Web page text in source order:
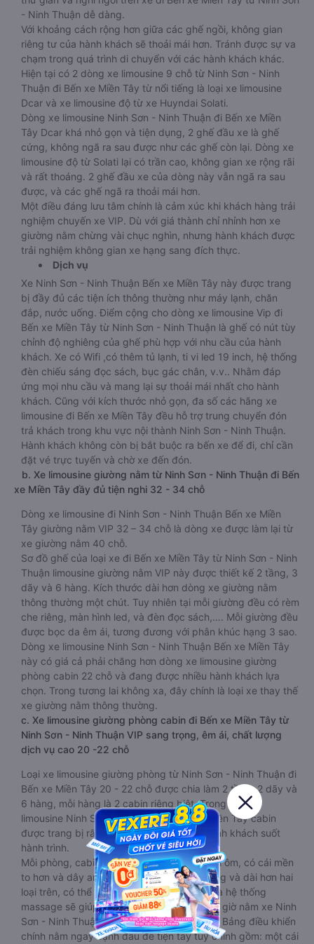
- Ninh Thuận dễ dàng.
Với khoảng cách rộng hơn giữa các ghế ngồi, không gian
riêng tư của hành khách sẽ thoải mái hơn. Tránh được sự va
chạm trong quá trình di chuyển với các hành khách khác.
Hiện tại có 2 dòng xe limousine 9 chỗ từ Ninh Sơn - Ninh
Thuận đi Bến xe Miền Tây từ nổi tiếng là loại xe limousine
Dcar và xe limousine độ từ xe Huyndai Solati.
Dòng xe limousine Ninh Sơn - Ninh Thuận đi Bến xe Miền
Tây Dcar khá nhỏ gọn và tiện dụng, 2 ghế đầu xe là ghế
cứng, không ngã ra sau được như các ghế còn lại. Dòng xe
limousine độ từ Solati lại có trần cao, không gian xe rộng rãi
và rất thoáng. 2 ghế đầu xe của dòng này vẫn ngã ra sau
được, và các ghế ngã ra thoải mái hơn.
Một điều đáng lưu tâm chính là cảm xúc khi khách hàng trải
nghiệm chuyến xe VIP. Dù với giá thành chỉ nhỉnh hơn xe
giường nằm chừng vài chục nghìn, nhưng hành khách được
trải nghiệm không gian xe hạng sang đích thực.
Dịch vụ
Xe Ninh Sơn - Ninh Thuận Bến xe Miền Tây này được trang
bị đầy đủ các tiện ích thông thường như máy lạnh, chăn
đắp, nước uống. Điểm cộng cho dòng xe limousine Vip đi
Bến xe Miền Tây từ Ninh Sơn - Ninh Thuận là ghế có nút tùy
chỉnh độ nghiêng của ghế phù hợp với nhu cầu của hành
khách. Xe có Wifi ,có thêm tủ lạnh, ti vi led 19 inch, hệ thống
đèn chiếu sáng đọc sách, bục gác chân, v.v.. Nhằm đáp
ứng mọi nhu cầu và mang lại sự thoải mái nhất cho hành
khách. Cũng với kích thước nhỏ gọn, đa số các hãng xe
limousine đi Bến xe Miền Tây đều hỗ trợ trung chuyển đón
trả khách trong khu vực nội thành Ninh Sơn - Ninh Thuận.
Hành khách không còn bị bắt buộc ra bến xe để đi, chỉ cần
đặt vé trực tuyến và chờ xe đến đón.
b. Xe limousine giường nằm từ Ninh Sơn - Ninh Thuận đi Bến
xe Miền Tây đầy đủ tiện nghi 32 - 34 chỗ
Dòng xe limousine đi Ninh Sơn - Ninh Thuận Bến xe Miền
Tây giường nằm VIP 32 – 34 chỗ là dòng xe được làm lại từ
xe giường nằm 40 chỗ.
Sơ đồ ghế của loại xe đi Bến xe Miền Tây từ Ninh Sơn - Ninh
Thuận limousine giường nằm VIP này được thiết kế 2 tầng, 3
dãy và 6 hàng. Kích thước dài hơn dòng xe giường nằm
thông thường một chút. Tuy nhiên tại mỗi giường đều có rèm
che riêng, màn hình led, và đèn đọc sách,…. Mỗi giường đều
được bọc da êm ái, tương đương với phân khúc hạng 3 sao.
Dòng xe limousine Ninh Sơn - Ninh Thuận Bến xe Miền Tây
này có giá cả phải chăng hơn dòng xe limousine giường
phòng cabin 22 chỗ và đang được nhiều hành khách lựa
chọn. Trong tương lai không xa, đây chính là loại xe thay thế
xe giường nằm thông thường.
c. Xe limousine giường phòng cabin đi Bến xe Miền Tây từ
Ninh Sơn - Ninh Thuận VIP sang trọng, êm ái, chất lượng
dịch vụ cao 20 -22 chỗ
Loại xe limousine giường phòng từ Ninh Sơn - Ninh Thuận đi
Bến xe Miền Tây 20 - 22 chỗ được chia làm 2 tầng, 2 dãy và
6 hàng, mỗi hàng là 2 cabin riêng biệt. Trong mỗi xe
limousine Ninh Sơn - Ninh Thuận Bến xe Miền Tây cabin
được trang bị rất nhiều tiện ích phục vụ hành khách suốt
hành trình.
Mỗi phòng, cabin đều có gối nằm rời, có gối ôm, có cái mền
to hơn và dây an toàn seat belt. Giường rộng và dài hơn hai
loại trên, có thể lăn lộn thoải mái. Đặc biệt là hệ thống
massage sẽ giúp bạn thư giãn trong những giờ nằm xe Ninh
Sơn - Ninh Thuận đến Bến xe Miền Tây dài. Bảng điều khiển
chính nằm ngay cạnh đầu để tiện tay tuỳ chỉnh gồm: một cái